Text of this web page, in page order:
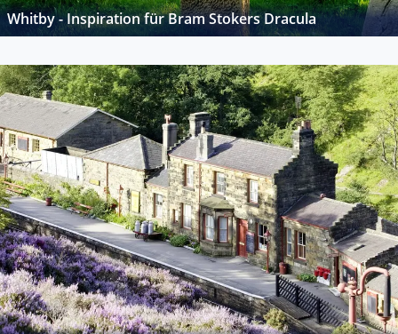
Whitby - Inspiration für Bram Stokers Dracula